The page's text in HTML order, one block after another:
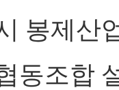
봉제산
동조합